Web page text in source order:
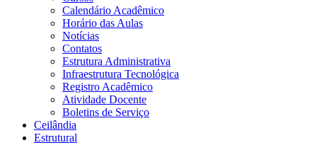
Calendário Acadêmico
Horário das Aulas
Notícias
Contatos
Estrutura Administrativa
Infraestrutura Tecnológica
Registro Acadêmico
Atividade Docente
Boletins de Serviço
Ceilândia
Estrutural